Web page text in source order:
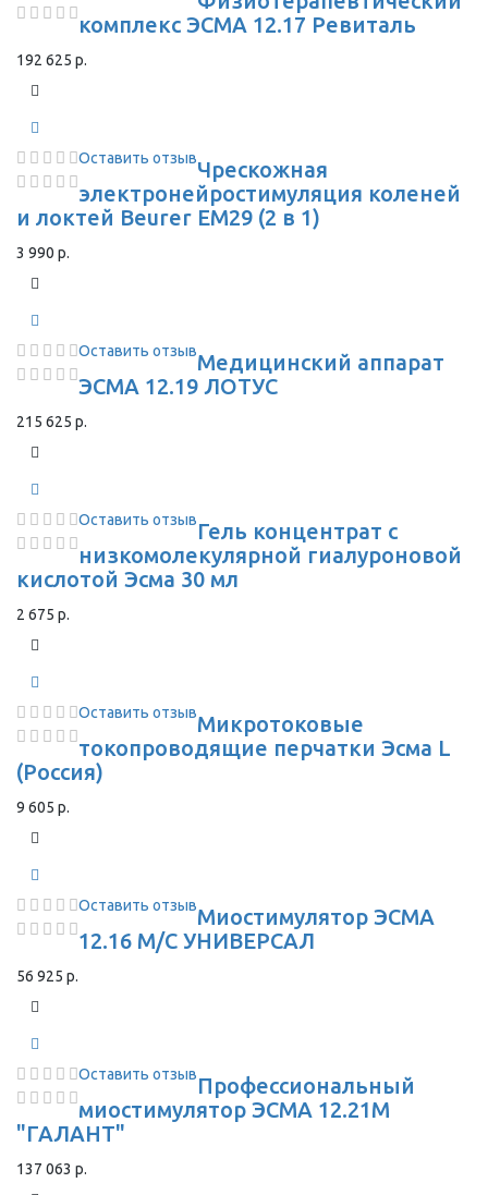
комплекс ЭСМА 12.17 Ревиталь
192 625 р.
Оставить отзывЧрескожная
электронейростимуляция коленей
и локтей Beurer EM29 (2 в 1)
3 990 р.
Оставить отзывМедицинский аппарат
ЭСМА 12.19 ЛОТУС
215 625 р.
Оставить отзывГель концентрат с
низкомолекулярной гиалуроновой
кислотой Эсма 30 мл
2 675 р.
Оставить отзывМикротоковые
токопроводящие перчатки Эсма L
(Россия)
9 605 р.
Оставить отзывМиостимулятор ЭСМА
12.16 М/С УНИВЕРСАЛ
56 925 р.
Оставить отзывПрофессиональный
миостимулятор ЭСМА 12.21М
"ГАЛАНТ"
137 063 р.